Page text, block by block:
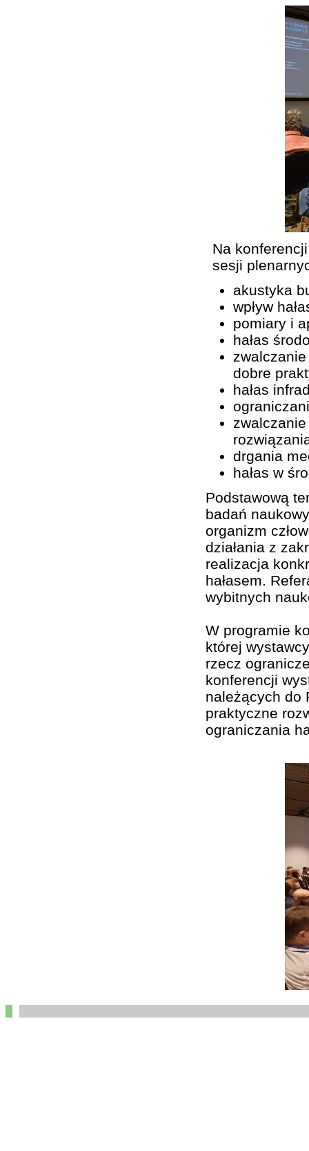
Na
sesji
akustyka
wpływ
pomiary i
hałas
dobre
hałas
drgania
hałas w
Podstawową
badań
organizm
działania z
realizacja
hałasem.
wybitnych
W programie
której
rzecz
konferencji
należących do
praktyczne
ograniczania